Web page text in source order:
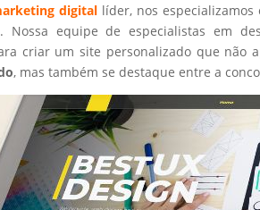
digitallíder, nos especializamos
Nossa equipe de especialistas em
criar um site personalizado que não
, mas também se destaque entre a